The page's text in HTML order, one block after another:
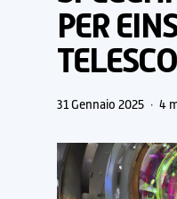
PER
31 Gennaio 2025 4